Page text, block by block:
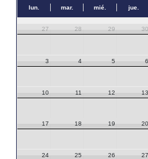
lun. mar. mié. jue.
27 28 29 30
3 4 5 6
10 11 12 13
17 18 19 20
24 25 26 27